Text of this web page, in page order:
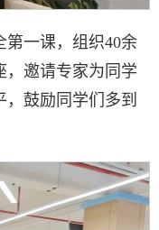
第一课，组织40余
，邀请专家为同学
鼓励同学们多到